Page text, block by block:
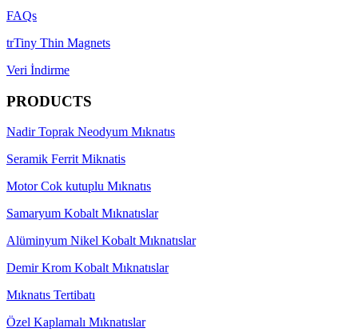
FAQs
trTiny Thin Magnets
Veri İndirme
PRODUCTS
Nadir Toprak Neodyum Mıknatıs
Seramik Ferrit Miknatis
Motor Cok kutuplu Mıknatıs
Samaryum Kobalt Mıknatıslar
Alüminyum Nikel Kobalt Mıknatıslar
Demir Krom Kobalt Mıknatıslar
Mıknatıs Tertibatı
Özel Kaplamalı Mıknatıslar